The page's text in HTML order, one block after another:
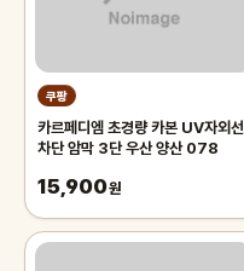
쿠팡
카르페디엠 초경량 카본 UV자외선
차단 암막 3단 우산 양산 078
15,900원